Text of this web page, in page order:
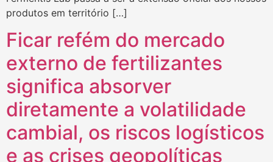
produtos em território […]
Ficar refém do mercado
externo de fertilizantes
significa absorver
diretamente a volatilidade
cambial, os riscos logísticos
e as crises geopolíticas